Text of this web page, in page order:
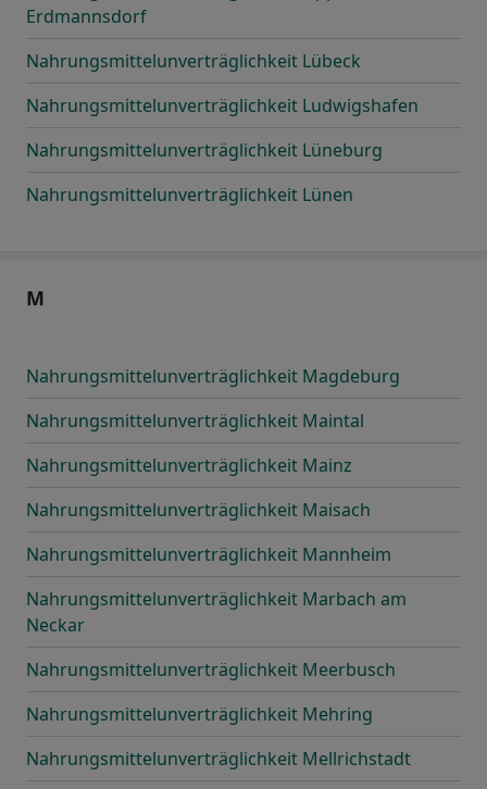
Erdmannsdorf
Nahrungsmittelunverträglichkeit Lübeck
Nahrungsmittelunverträglichkeit Ludwigshafen
Nahrungsmittelunverträglichkeit Lüneburg
Nahrungsmittelunverträglichkeit Lünen
M
Nahrungsmittelunverträglichkeit Magdeburg
Nahrungsmittelunverträglichkeit Maintal
Nahrungsmittelunverträglichkeit Mainz
Nahrungsmittelunverträglichkeit Maisach
Nahrungsmittelunverträglichkeit Mannheim
Nahrungsmittelunverträglichkeit Marbach am
Neckar
Nahrungsmittelunverträglichkeit Meerbusch
Nahrungsmittelunverträglichkeit Mehring
Nahrungsmittelunverträglichkeit Mellrichstadt